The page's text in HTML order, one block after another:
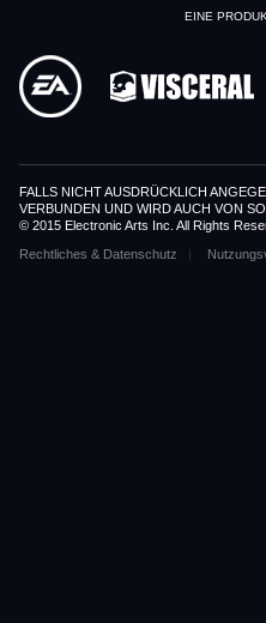
EINE
FALLS NICHT AUSDRÜCKLICH
VERBUNDEN UND WIRD AUCH VON
© 2015 Electronic Arts Inc. All Rights
Rechtliches & Datenschutz